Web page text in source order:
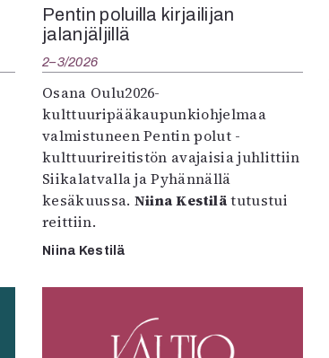
Pentin poluilla kirjailijan
jalanjäljillä
2–3/2026
Osana Oulu2026-
kulttuuripääkaupunkiohjelmaa
valmistuneen Pentin polut -
kulttuurireitistön avajaisia juhlittiin
Siikalatvalla ja Pyhännällä
kesäkuussa. Niina Kestilätutustui
reittiin.
Niina Kestilä